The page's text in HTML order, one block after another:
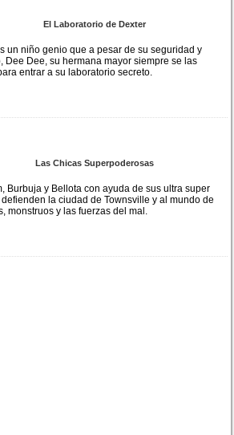
El Laboratorio de Dexter
un niño genio que a pesar de su seguridad y
Dee Dee, su hermana mayor siempre se las
entrar a su laboratorio secreto.
Las Chicas Superpoderosas
Burbuja y Bellota con ayuda de sus ultra super
la ciudad de Townsville y al mundo de
monstruos y las fuerzas del mal.